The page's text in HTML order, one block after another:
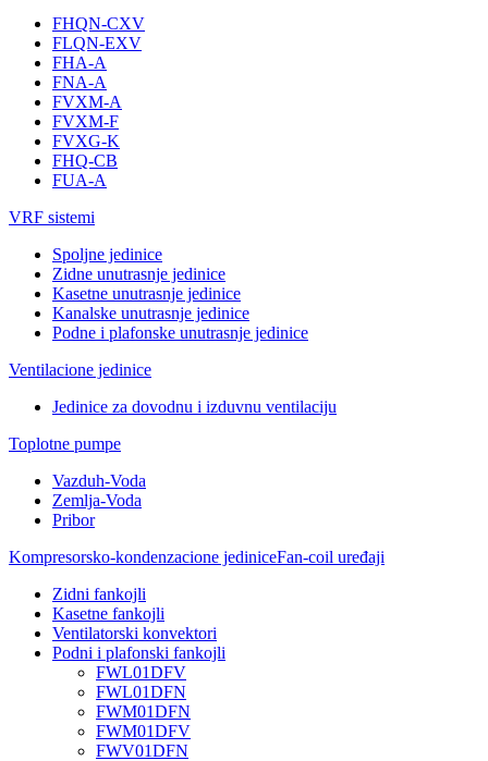
FHQN-CXV
FLQN-EXV
FHA-A
FNA-A
FVXM-A
FVXM-F
FVXG-K
FHQ-CB
FUA-A
VRF sistemi
Spoljne jedinice
Zidne unutrasnje jedinice
Kasetne unutrasnje jedinice
Kanalske unutrasnje jedinice
Podne i plafonske unutrasnje jedinice
Ventilacione jedinice
Jedinice za dovodnu i izduvnu ventilaciju
Toplotne pumpe
Vazduh-Voda
Zemlja-Voda
Pribor
Kompresorsko-kondenzacione jediniceFan-coil uređaji
Zidni fankojli
Kasetne fankojli
Ventilatorski konvektori
Podni i plafonski fankojli
FWL01DFV
FWL01DFN
FWM01DFN
FWM01DFV
FWV01DFN